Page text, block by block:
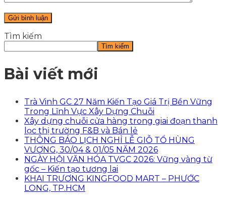
Tìm kiếm
Tìm kiếm
Bài viết mới
Trà Vinh GC 27 Năm Kiến Tạo Giá Trị Bền Vững
Trong Lĩnh Vực Xây Dựng Chuỗi
Xây dựng chuỗi cửa hàng trong giai đoạn thanh
lọc thị trường F&B và Bán lẻ
THÔNG BÁO LỊCH NGHỈ LỄ GIỖ TỔ HÙNG
VƯƠNG, 30/04 & 01/05 NĂM 2026
NGÀY HỘI VĂN HÓA TVGC 2026: Vững vàng từ
gốc – Kiến tạo tương lai
KHAI TRƯƠNG KINGFOOD MART – PHƯỚC
LONG, TP.HCM